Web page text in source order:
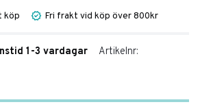
köp Fri frakt vid köp över 800kr
1-3 vardagar
Artikelnr